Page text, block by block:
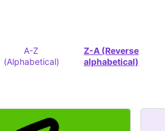
A-Z
(Alphabetical)
Z-A (Reverse
alphabetical)